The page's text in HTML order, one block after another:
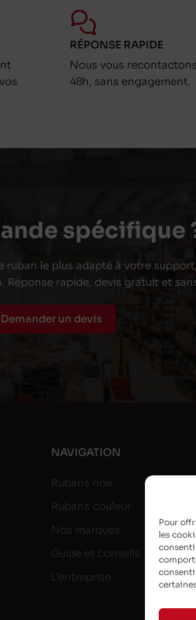
Pour
les
RÉPONSE RAPIDE
Nous vous
48h, sans engagement.
spécifique
ruban le plus adapté à votre
rapide, devis gratuit et
Demander un devis
NAVIGATION
Rubans noir
Rubans couleur
Nos marques
Guide et conseils
L’entreprise